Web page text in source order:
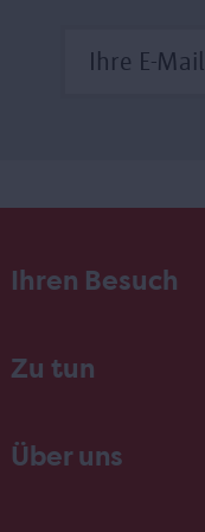
Ihren Besuch
Zu tun
Über uns